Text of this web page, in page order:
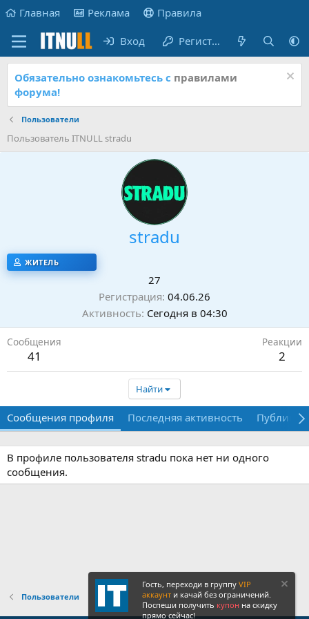
Главная Реклама Правила
Вход Регистрация
Обязательно ознакомьтесь с правилами
форума!
Пользователи
Пользователь ITNULL stradu
stradu
ЖИТЕЛЬ
27
Регистрация 04.06.26
Активность Сегодня в 04:30
Сообщения
41
Реакции
2
Найти
Сообщения профиля Последняя активность
В профиле пользователя stradu пока нет ни одного
сообщения.
Пользователи
Гость, переходи в группу VIP
аккаунт и качай без ограничений.
Поспеши получить купон на скидку
прямо сейчас!